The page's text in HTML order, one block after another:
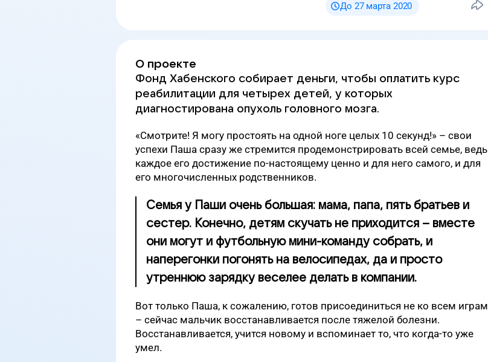
До 27 марта 2020
О проекте
Фонд Хабенского собирает деньги, чтобы оплатить курс
реабилитации для четырех детей, у которых
диагностирована опухоль головного мозга.
«Смотрите! Я могу простоять на одной ноге целых 10 секунд!» – свои
успехи Паша сразу же стремится продемонстрировать всей семье, ведь
каждое его достижение по-настоящему ценно и для него самого, и для
его многочисленных родственников.
Семья у Паши очень большая: мама, папа, пять братьев и
сестер. Конечно, детям скучать не приходится – вместе
они могут и футбольную мини-команду собрать, и
наперегонки погонять на велосипедах, да и просто
утреннюю зарядку веселее делать в компании.
Вот только Паша, к сожалению, готов присоединиться не ко всем играм
– сейчас мальчик восстанавливается после тяжелой болезни.
Восстанавливается, учится новому и вспоминает то, что когда-то уже
умел.